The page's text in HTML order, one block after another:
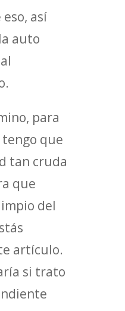
así
auto
para
que
tan cruda
que
del
artículo.
si trato